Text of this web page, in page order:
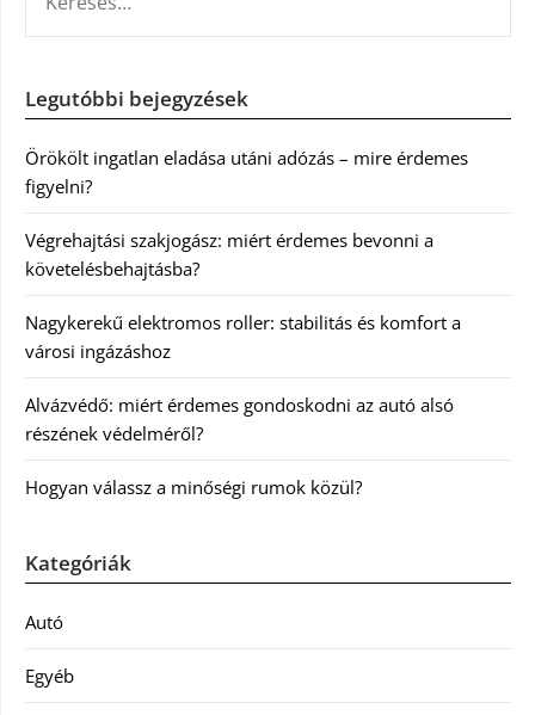
Legutóbbi bejegyzések
Örökölt ingatlan eladása utáni adózás – mire érdemes
figyelni?
Végrehajtási szakjogász: miért érdemes bevonni a
követelésbehajtásba?
Nagykerekű elektromos roller: stabilitás és komfort a
városi ingázáshoz
Alvázvédő: miért érdemes gondoskodni az autó alsó
részének védelméről?
Hogyan válassz a minőségi rumok közül?
Kategóriák
Autó
Egyéb